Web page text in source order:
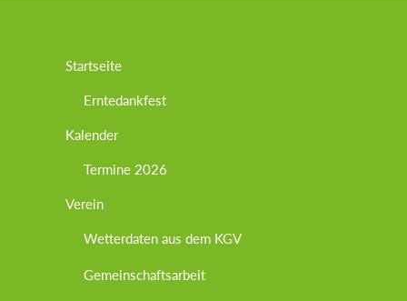
Startseite
Erntedankfest
Kalender
Termine 2026
Verein
Wetterdaten aus dem KGV
Gemeinschaftsarbeit